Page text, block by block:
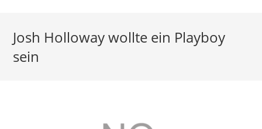
Josh Holloway wollte ein Playboy
sein